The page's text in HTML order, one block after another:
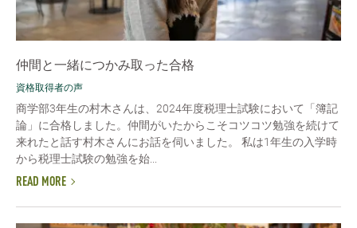
仲間と一緒につかみ取った合格
資格取得者の声
商学部3年生の村木さんは、2024年度税理士試験において「簿記
論」に合格しました。仲間がいたからこそコツコツ勉強を続けて
来れたと話す村木さんにお話を伺いました。 私は1年生の入学時
から税理士試験の勉強を始...
READ MORE